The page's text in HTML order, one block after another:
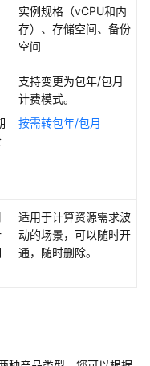
实例规格（vCPU和内
存）、存储空间、备份
空间
支持变更为包年/包月
计费模式。
按需转包年/包月
适用于计算资源需求波
动的场景，可以随时开
通，随时删除。